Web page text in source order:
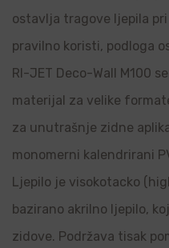
ostavlja tragove ljepila
pravilno koristi, podloga
RI-JET Deco-Wall M100
materijal za velike
za unutrašnje zidne
monomerni kalendrirani
Ljepilo je visokotacko
bazirano akrilno ljepilo,
zidove. Podržava tisak